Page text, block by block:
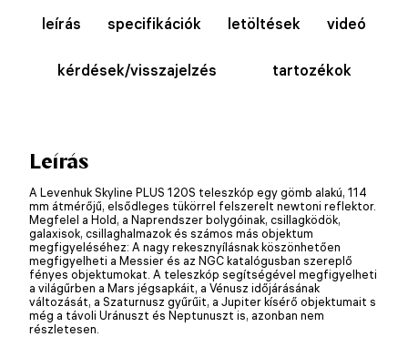
leírás specifikációk letöltések videó
kérdések/visszajelzés tartozékok
Leírás
A Levenhuk Skyline PLUS 120S teleszkóp egy gömb alakú, 114
mm átmérőjű, elsődleges tükörrel felszerelt newtoni reflektor.
Megfelel a Hold, a Naprendszer bolygóinak, csillagködök,
galaxisok, csillaghalmazok és számos más objektum
megfigyeléséhez: A nagy rekesznyílásnak köszönhetően
megfigyelheti a Messier és az NGC katalógusban szereplő
fényes objektumokat. A teleszkóp segítségével megfigyelheti
a világűrben a Mars jégsapkáit, a Vénusz időjárásának
változását, a Szaturnusz gyűrűit, a Jupiter kísérő objektumait s
még a távoli Uránuszt és Neptunuszt is, azonban nem
részletesen.